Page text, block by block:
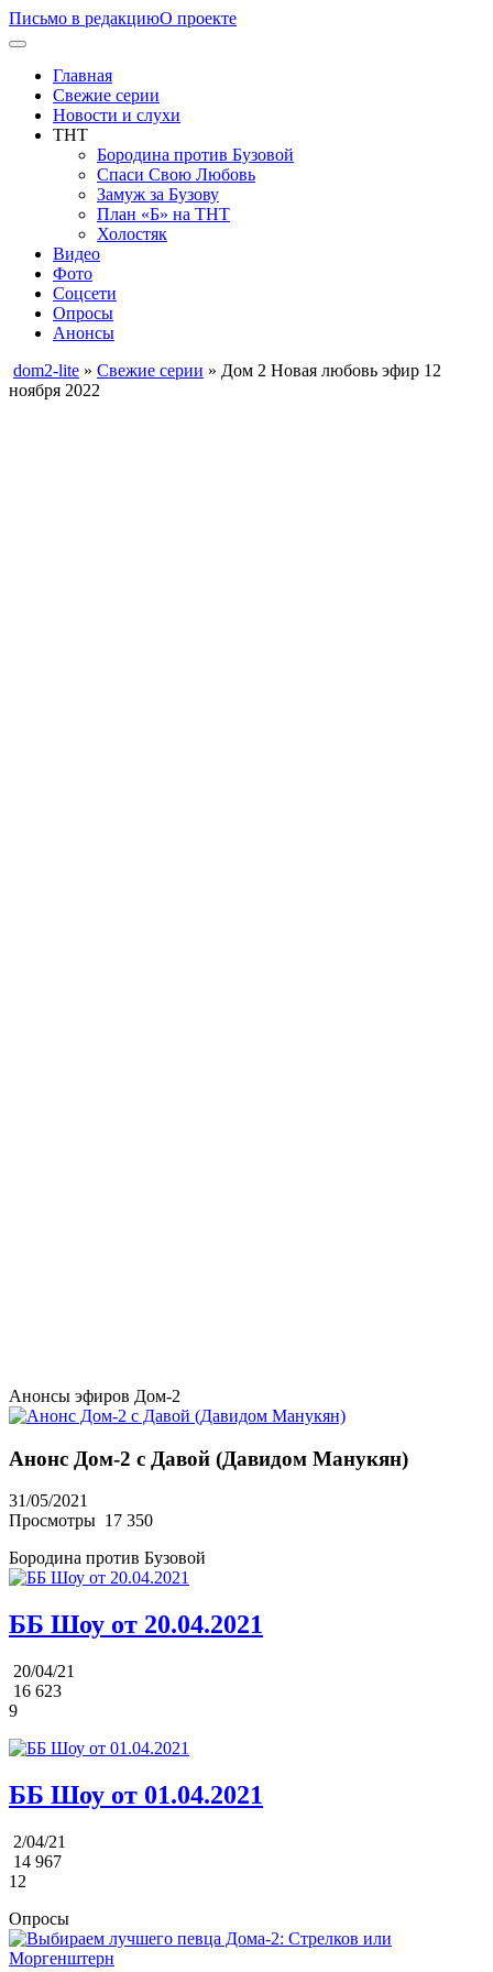
Письмо в редакциюО проекте
Главная
Свежие серии
Новости и слухи
ТНТ
Бородина против Бузовой
Спаси Свою Любовь
Замуж за Бузову
План «Б» на ТНТ
Холостяк
Видео
Фото
Соцсети
Опросы
Анонсы
dom2-lite » Свежие серии » Дом 2 Новая любовь эфир 12
ноября 2022
Анонсы эфиров Дом-2
Анонс Дом-2 с Давой (Давидом Манукян)
31/05/2021
Просмотры 17 350
Бородина против Бузовой
ББ Шоу от 20.04.2021
20/04/21
16 623
9
ББ Шоу от 01.04.2021
2/04/21
14 967
12
Опросы